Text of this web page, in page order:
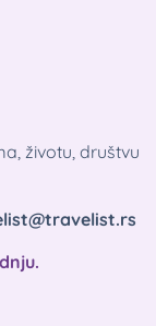
životu, društvu